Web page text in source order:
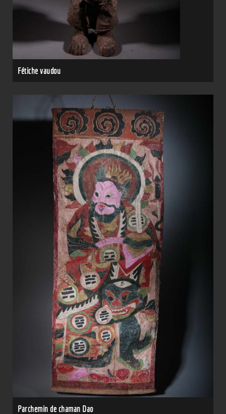
Fétiche vaudou
Parchemin de chaman Dao